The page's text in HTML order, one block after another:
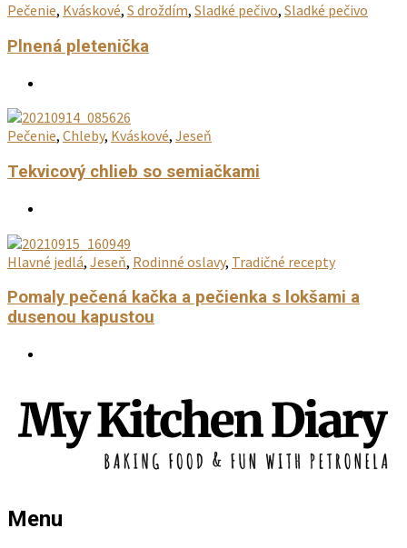
Pečenie, Kváskové, S droždím, Sladké pečivo, Sladké pečivo
Plnená pletenička
Pečenie, Chleby, Kváskové, Jeseň
Tekvicový chlieb so semiačkami
Hlavné jedlá, Jeseň, Rodinné oslavy, Tradičné recepty
Pomaly pečená kačka a pečienka s lokšami a
dusenou kapustou
Menu